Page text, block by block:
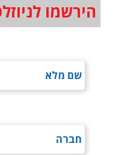
הירשמו